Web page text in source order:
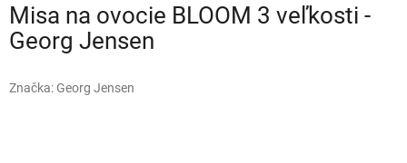
Misa na ovocie BLOOM 3 veľkosti -
Georg Jensen
Značka: Georg Jensen